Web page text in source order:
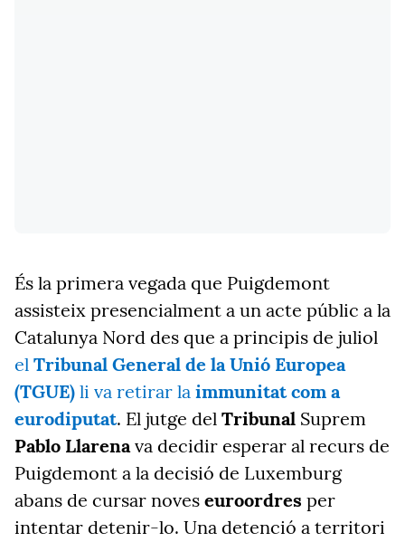
És la primera vegada que Puigdemont
assisteix presencialment a un acte públic a la
Catalunya Nord des que a principis de juliol
el Tribunal General de la Unió Europea
(TGUE) li va retirar la immunitat com a
eurodiputat. El jutge del Tribunal Suprem
Pablo Llarenava decidir esperar al recurs de
Puigdemont a la decisió de Luxemburg
abans de cursar noves euroordres per
intentar detenir-lo. Una detenció a territori